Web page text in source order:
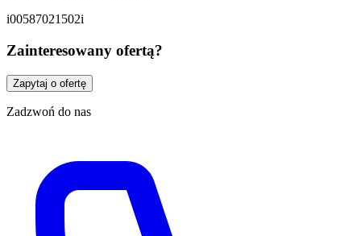
i00587021502i
Zainteresowany ofertą?
Zapytaj o ofertę
Zadzwoń do nas